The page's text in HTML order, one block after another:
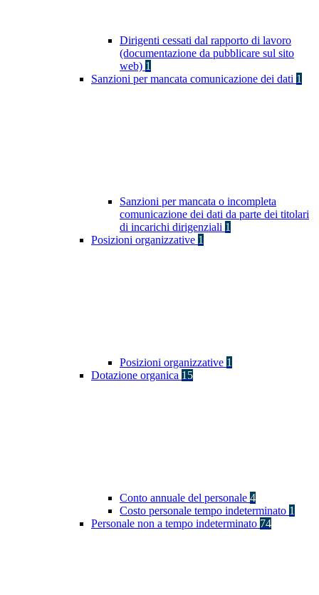
Dirigenti cessati dal rapporto di lavoro
(documentazione da pubblicare sul sito
web) 1
Sanzioni per mancata comunicazione dei dati 1
Sanzioni per mancata o incompleta
comunicazione dei dati da parte dei titolari
di incarichi dirigenziali 1
Posizioni organizzative 1
Posizioni organizzative 1
Dotazione organica 15
Conto annuale del personale 4
Costo personale tempo indeterminato 1
Personale non a tempo indeterminato 74